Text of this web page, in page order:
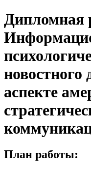
Дипломная
новостного
аспекте
План работы: